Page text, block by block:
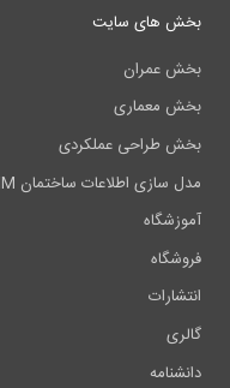
بخش های سایت
بخش عمران
بخش معماری
بخش طراحی عملکردی
مدل سازی اطلاعات ساختمان BIM
آموزشگاه
فروشگاه
انتشارات
گالری
دانشنامه